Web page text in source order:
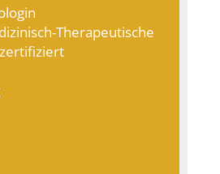
Therapeutische